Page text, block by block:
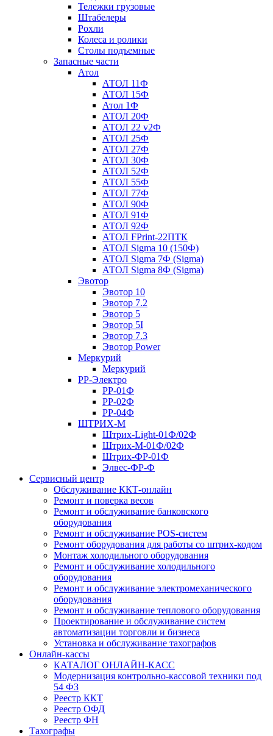
Тележки грузовые
Штабелеры
Рохли
Колеса и ролики
Столы подъемные
Запасные части
Атол
АТОЛ 11Ф
АТОЛ 15Ф
Атол 1Ф
АТОЛ 20Ф
АТОЛ 22 v2Ф
АТОЛ 25Ф
АТОЛ 27Ф
АТОЛ 30Ф
АТОЛ 52Ф
АТОЛ 55Ф
АТОЛ 77Ф
АТОЛ 90Ф
АТОЛ 91Ф
АТОЛ 92Ф
АТОЛ FPrint-22ПТК
АТОЛ Sigma 10 (150Ф)
АТОЛ Sigma 7Ф (Sigma)
АТОЛ Sigma 8Ф (Sigma)
Эвотор
Эвотор 10
Эвотор 7.2
Эвотор 5
Эвотор 5I
Эвотор 7.3
Эвотор Power
Меркурий
Меркурий
РР-Электро
РР-01Ф
РР-02Ф
РР-04Ф
ШТРИХ-М
Штрих-Light-01Ф/02Ф
Штрих-М-01Ф/02Ф
Штрих-ФР-01Ф
Элвес-ФР-Ф
Сервисный центр
Обслуживание ККТ-онлайн
Ремонт и поверка весов
Ремонт и обслуживание банковского
оборудования
Ремонт и обслуживание POS-систем
Ремонт оборудования для работы со штрих-кодом
Монтаж холодильного оборудования
Ремонт и обслуживание холодильного
оборудования
Ремонт и обслуживание электромеханического
оборудования
Ремонт и обслуживание теплового оборудования
Проектирование и обслуживание систем
автоматизации торговли и бизнеса
Установка и обслуживание тахографов
Онлайн-кассы
КАТАЛОГ ОНЛАЙН-КАСС
Модернизация контрольно-кассовой техники под
54 ФЗ
Реестр ККТ
Реестр ОФД
Реестр ФН
Тахографы